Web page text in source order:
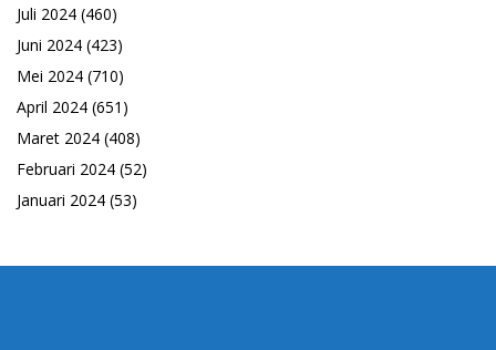
Juli 2024 (460)
Juni 2024 (423)
Mei 2024 (710)
April 2024 (651)
Maret 2024 (408)
Februari 2024 (52)
Januari 2024 (53)